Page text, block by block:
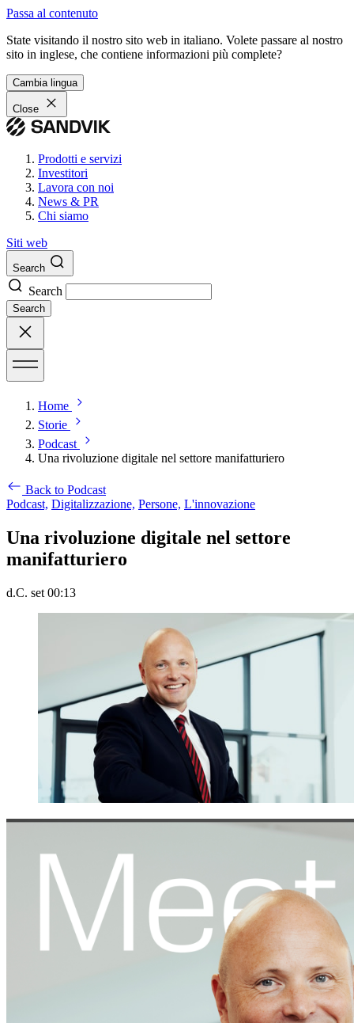
Passa al contenuto
State visitando il nostro sito web in italiano. Volete passare al nostro
sito in inglese, che contiene informazioni più complete?
Cambia lingua
Close
Prodotti e servizi
Investitori
Lavora con noi
News & PR
Chi siamo
Siti web
Search
Search
Search
Home
Storie
Podcast
Una rivoluzione digitale nel settore manifatturiero
Back to Podcast
Podcast, Digitalizzazione, Persone, L'innovazione
Una rivoluzione digitale nel settore
manifatturiero
d.C. set 00:13